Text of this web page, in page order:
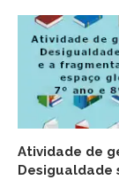
Atividade de
Desigualdade